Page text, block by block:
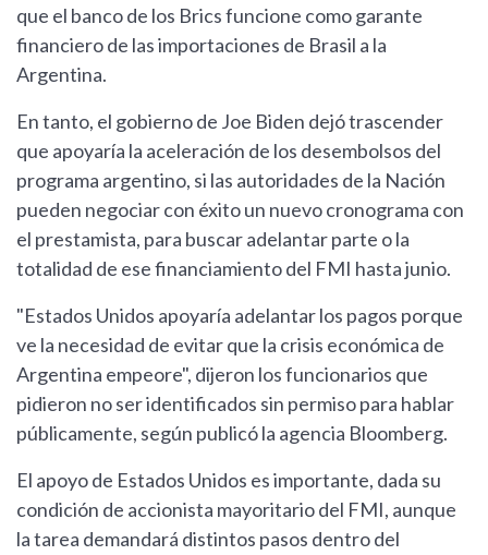
que el banco de los Brics funcione como garante
financiero de las importaciones de Brasil a la
Argentina.
En tanto, el gobierno de Joe Biden dejó trascender
que apoyaría la aceleración de los desembolsos del
programa argentino, si las autoridades de la Nación
pueden negociar con éxito un nuevo cronograma con
el prestamista, para buscar adelantar parte o la
totalidad de ese financiamiento del FMI hasta junio.
"Estados Unidos apoyaría adelantar los pagos porque
ve la necesidad de evitar que la crisis económica de
Argentina empeore", dijeron los funcionarios que
pidieron no ser identificados sin permiso para hablar
públicamente, según publicó la agencia Bloomberg.
El apoyo de Estados Unidos es importante, dada su
condición de accionista mayoritario del FMI, aunque
la tarea demandará distintos pasos dentro del